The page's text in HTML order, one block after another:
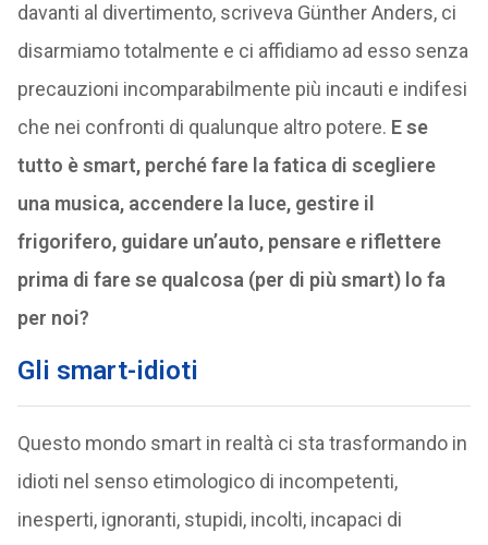
davanti al divertimento, scriveva Günther Anders, ci
disarmiamo totalmente e ci affidiamo ad esso senza
precauzioni incomparabilmente più incauti e indifesi
che nei confronti di qualunque altro potere. E se
tutto è smart, perché fare la fatica di scegliere
una musica, accendere la luce, gestire il
frigorifero, guidare un’auto, pensare e riflettere
prima di fare se qualcosa (per di più smart) lo fa
per noi?
Gli smart-idioti
Questo mondo smart in realtà ci sta trasformando in
idioti nel senso etimologico di incompetenti,
inesperti, ignoranti, stupidi, incolti, incapaci di